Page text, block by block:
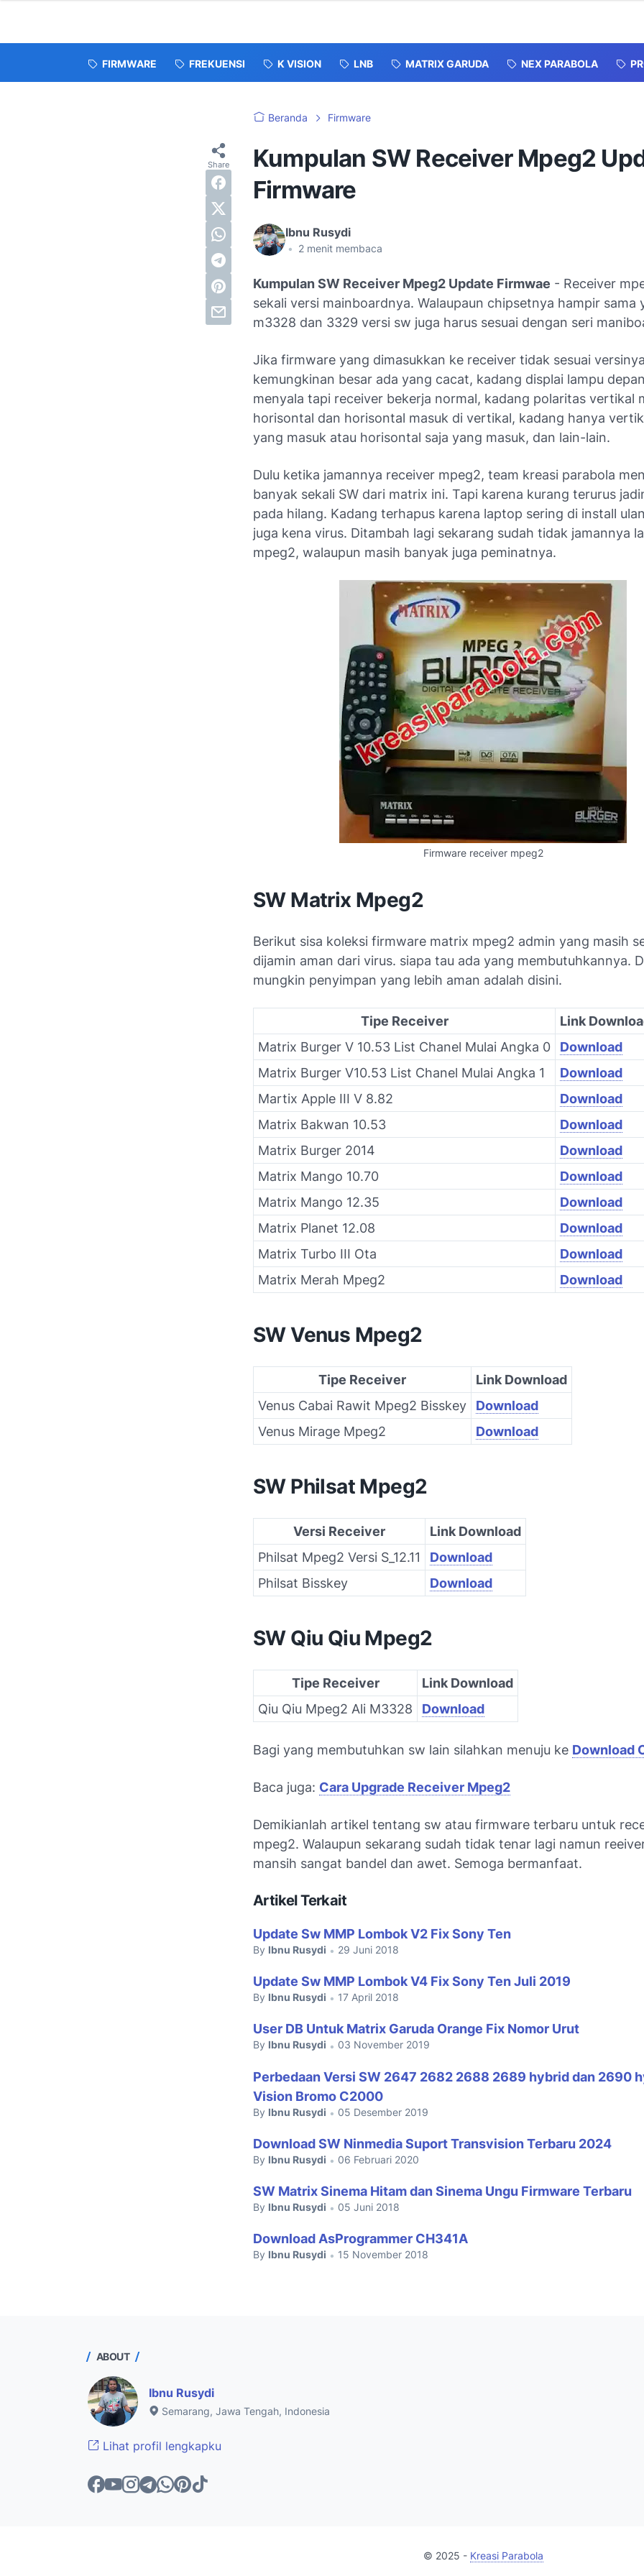
FIRMWARE FREKUENSI K VISION LNB MATRIX GARUDA NEX PARABOLA
Beranda Firmware
Kumpulan SW Receiver Mpeg2
Firmware
Ibnu Rusydi
• 2 menit membaca
Kumpulan SW Receiver Mpeg2 Update Firmwae - Receiver
sekali versi mainboardnya. Walaupaun chipsetnya hampir sama
m3328 dan 3329 versi sw juga harus sesuai dengan seri
Jika firmware yang dimasukkan ke receiver tidak sesuai
kemungkinan besar ada yang cacat, kadang displai lampu
menyala tapi receiver bekerja normal, kadang polaritas vertikal
horisontal dan horisontal masuk di vertikal, kadang hanya
yang masuk atau horisontal saja yang masuk, dan lain-lain.
Dulu ketika jamannya receiver mpeg2, team kreasi parabola
banyak sekali SW dari matrix ini. Tapi karena kurang terurus
pada hilang. Kadang terhapus karena laptop sering di install
juga kena virus. Ditambah lagi sekarang sudah tidak jamannya
mpeg2, walaupun masih banyak juga peminatnya.
Firmware receiver mpeg2
SW Matrix Mpeg2
Berikut sisa koleksi firmware matrix mpeg2 admin yang masih
dijamin aman dari virus. siapa tau ada yang membutuhkannya.
mungkin penyimpan yang lebih aman adalah disini.
Tipe Receiver
Link
Matrix Burger V 10.53 List Chanel Mulai Angka 0
Download
Matrix Burger V10.53 List Chanel Mulai Angka 1
Download
Martix Apple III V 8.82
Download
Matrix Bakwan 10.53
Download
Matrix Burger 2014
Download
Matrix Mango 10.70
Download
Matrix Mango 12.35
Download
Matrix Planet 12.08
Download
Matrix Turbo III Ota
Download
Matrix Merah Mpeg2
Download
SW Venus Mpeg2
Tipe Receiver
Link Download
Venus Cabai Rawit Mpeg2 Bisskey
Download
Venus Mirage Mpeg2
Download
SW Philsat Mpeg2
Versi Receiver
Link Download
Philsat Mpeg2 Versi S_12.11
Download
Philsat Bisskey
Download
SW Qiu Qiu Mpeg2
Tipe Receiver
Link Download
Qiu Qiu Mpeg2 Ali M3328
Download
Bagi yang membutuhkan sw lain silahkan menuju ke Download
Baca juga: Cara Upgrade Receiver Mpeg2
Demikianlah artikel tentang sw atau firmware terbaru untuk
mpeg2. Walaupun sekarang sudah tidak tenar lagi namun
mansih sangat bandel dan awet. Semoga bermanfaat.
Artikel Terkait
Update Sw MMP Lombok V2 Fix Sony Ten
By Ibnu Rusydi • 29 Juni 2018
Update Sw MMP Lombok V4 Fix Sony Ten Juli 2019
By Ibnu Rusydi • 17 April 2018
User DB Untuk Matrix Garuda Orange Fix Nomor Urut
By Ibnu Rusydi • 03 November 2019
Perbedaan Versi SW 2647 2682 2688 2689 hybrid dan 2690
Vision Bromo C2000
By Ibnu Rusydi • 05 Desember 2019
Download SW Ninmedia Suport Transvision Terbaru 2024
By Ibnu Rusydi • 06 Februari 2020
SW Matrix Sinema Hitam dan Sinema Ungu Firmware Terbaru
By Ibnu Rusydi • 05 Juni 2018
Download AsProgrammer CH341A
By Ibnu Rusydi • 15 November 2018
ABOUT
Ibnu Rusydi
Semarang, Jawa Tengah, Indonesia
Lihat profil lengkapku
© 2025 - Kreasi Parabola